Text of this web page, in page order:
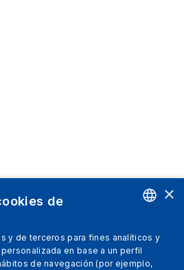
SPANISH
×
de
y de terceros para fines analíticos y
en base a un perfil
de navegación (por ejemplo,